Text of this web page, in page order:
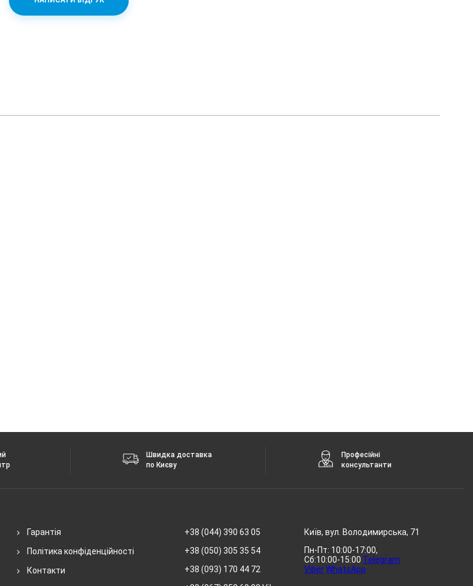
Швидка доставка
по Києву
Професійні
консультанти
Гарантія
Політика конфіденційності
Контакти
+38 (044) 390 63 05
+38 (050) 305 35 54
+38 (093) 170 44 72
Київ, вул. Володимирська, 71
Пн-Пт: 10:00-17:00,
Сб:10:00-15:00 Telegram
ViberWhatsApp